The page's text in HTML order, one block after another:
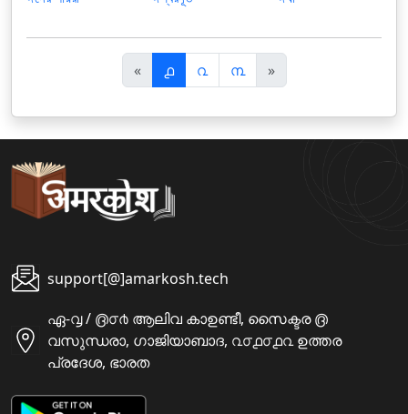
«पि
छ
ला
൧ ൨ ൩ »अ
ग
ला
support[@]amarkosh.tech
ഏ-൮ / ൫൦൪ ആലിവ കാഉണ്ടീ, സൈക്ടര ൫
വസുന്ധരാ, ഗാജിയാബാദ, ൨൦൧൦൧൨ ഉത്തര
പ്രദേശ, ഭാരത